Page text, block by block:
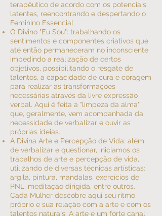
terapêutico de acordo com os potenciais
latentes, reencontrando e despertando o
Feminino Essencial
O Divino "Eu Sou": trabalhando os
sentimentos e componentes criativos que
até então permaneceram no inconsciente
impedindo a realização de certos
objetivos, possibilitando o resgate de
talentos, a capacidade de cura e coragem
para realizar as transformações
necessárias através da livre expressão
verbal. Aqui é feita a "limpeza da alma"
que, geralmente, vem acompanhada da
necessidade de verbalizar e ouvir as
próprias ideias.
A Divina Arte e Percepção de Vida: além
de verbalizar e questionar, iniciamos os
trabalhos de arte e percepção de vida,
utilizando de diversas técnicas artísticas:
argila, pintura, mandalas, exercícios de
PNL, meditação dirigida, entre outros.
Cada Mulher descobre aqui seu ritmo
próprio e sua relação com a arte e com os
talentos naturais. A arte é um forte canal